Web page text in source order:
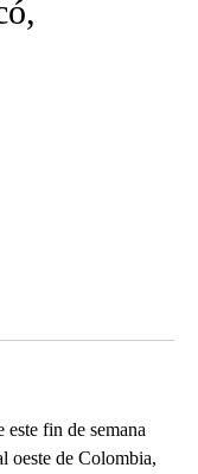
fin de semana
oeste de Colombia,